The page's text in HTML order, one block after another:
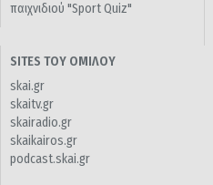
παιχνιδιού "Sport Quiz"
SITES ΤΟΥ ΟΜΙΛΟΥ
skai.gr
skaitv.gr
skairadio.gr
skaikairos.gr
podcast.skai.gr